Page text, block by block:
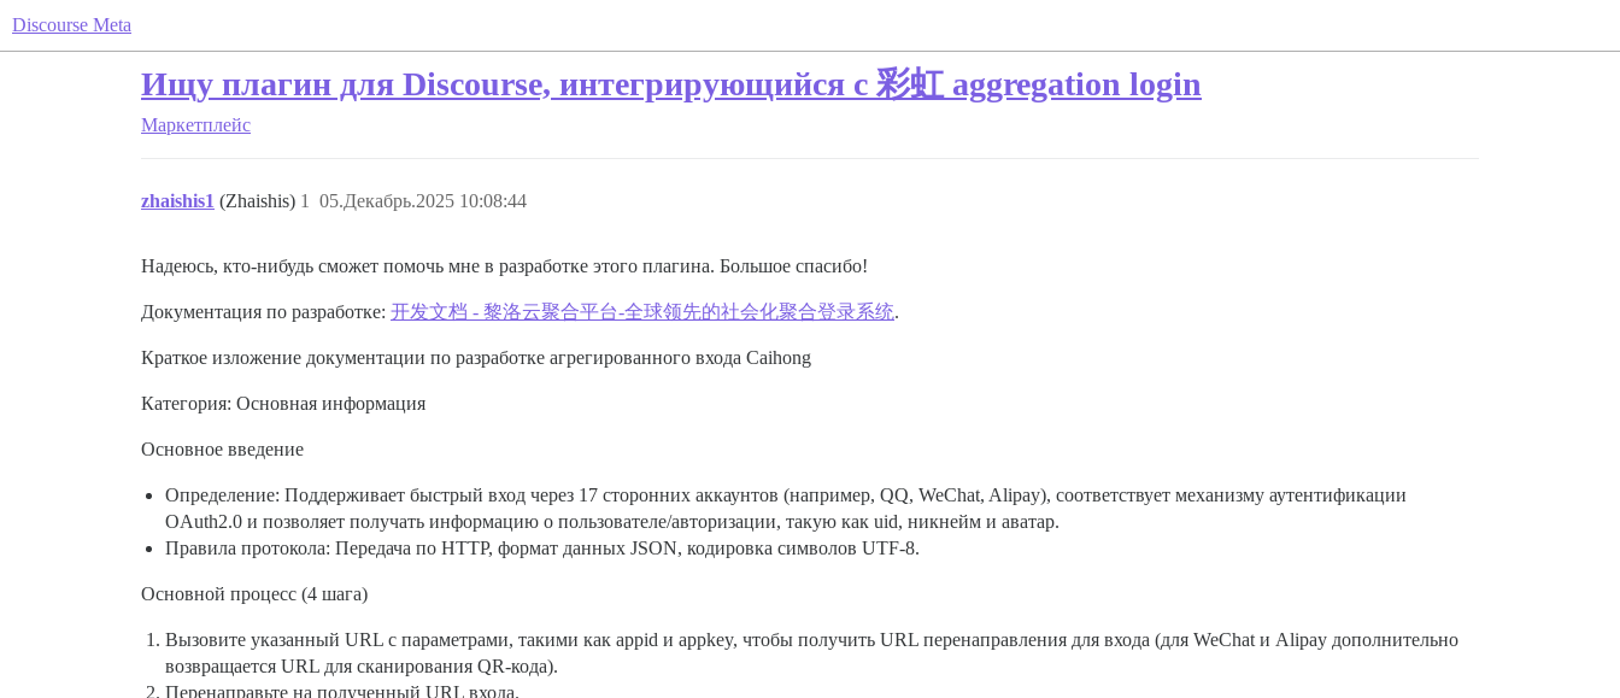
Discourse Meta
Ищу плагин для Discourse, интегрирующийся с 彩虹 aggregation login
Маркетплейс
zhaishis1 (Zhaishis) 05.Декабрь.2025 10:08:44
1
Надеюсь, кто-нибудь сможет помочь мне в разработке этого плагина. Большое спасибо!
Документация по разработке: 开发文档 - 黎洛云聚合平台-全球领先的社会化聚合登录系统.
Краткое изложение документации по разработке агрегированного входа Caihong
Категория: Основная информация
Основное введение
Определение: Поддерживает быстрый вход через 17 сторонних аккаунтов (например, QQ, WeChat, Alipay), соответствует механизму аутентификации
OAuth2.0 и позволяет получать информацию о пользователе/авторизации, такую как uid, никнейм и аватар.
Правила протокола: Передача по HTTP, формат данных JSON, кодировка символов UTF-8.
Основной процесс (4 шага)
Вызовите указанный URL с параметрами, такими как appid и appkey, чтобы получить URL перенаправления для входа (для WeChat и Alipay дополнительно
возвращается URL для сканирования QR-кода).
Перенаправьте на полученный URL входа.